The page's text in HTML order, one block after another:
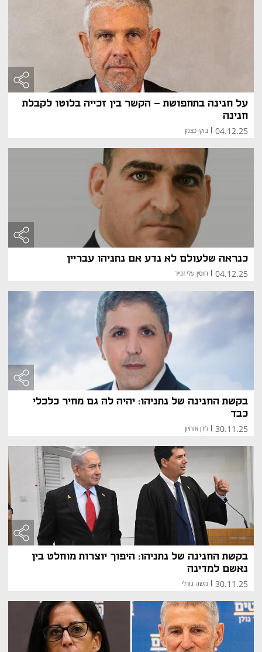
על חנינה בתחפושת - הקשר בין זכייה בלוטו לקבלת
חנינה
04.12.25
| בוקי כצמן
כנראה שלעולם לא נדע אם נתניהו עבריין
04.12.25
| חוסין עלי זגייר
בקשת החנינה של נתניהו: יהיה לה גם מחיר כלכלי
כבד
30.11.25
| לירן אוחיון
בקשת החנינה של נתניהו: היפוך יוצרות מוחלט בין
נאשם למדינה
30.11.25 משה גורלי